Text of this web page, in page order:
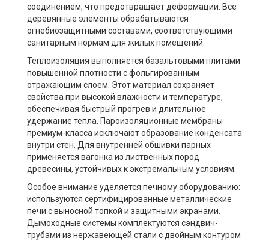
соединением, что предотвращает деформации. Все
деревянные элементы обрабатываются
огнебиозащитными составами, соответствующими
санитарным нормам для жилых помещений.
Теплоизоляция выполняется базальтовыми плитами
повышенной плотности с фольгированным
отражающим слоем. Этот материал сохраняет
свойства при высокой влажности и температуре,
обеспечивая быстрый прогрев и длительное
удержание тепла. Пароизоляционные мембраны
премиум-класса исключают образование конденсата
внутри стен. Для внутренней обшивки парных
применяется вагонка из лиственных пород
древесины, устойчивых к экстремальным условиям.
Особое внимание уделяется печному оборудованию:
используются сертифицированные металлические
печи с выносной топкой и защитными экранами.
Дымоходные системы комплектуются сэндвич-
трубами из нержавеющей стали с двойным контуром